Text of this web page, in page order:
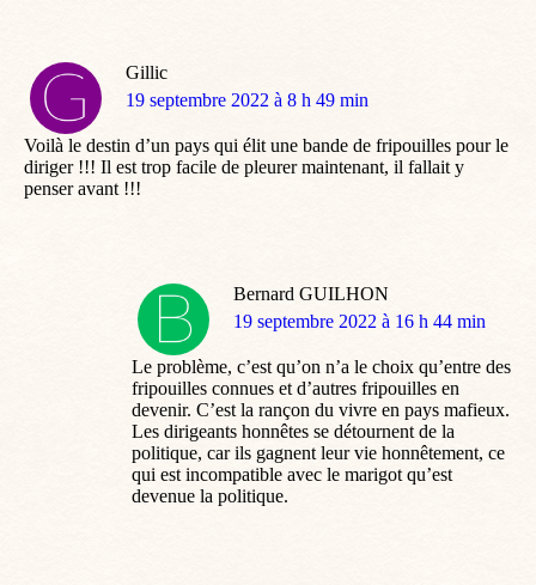
Gillic
dit
19 septembre 2022 à 8 h 49 min
Voilà le destin d’un pays qui élit une bande de fripouilles pour le
diriger !!! Il est trop facile de pleurer maintenant, il fallait y
penser avant !!!
Bernard GUILHON
dit
19 septembre 2022 à 16 h 44 min
Le problème, c’est qu’on n’a le choix qu’entre des
fripouilles connues et d’autres fripouilles en
devenir. C’est la rançon du vivre en pays mafieux.
Les dirigeants honnêtes se détournent de la
politique, car ils gagnent leur vie honnêtement, ce
qui est incompatible avec le marigot qu’est
devenue la politique.